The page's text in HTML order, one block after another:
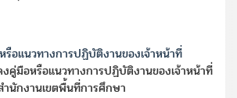
รือแนวทางการปฏิบัติงานของเจ้าหน้าที่
คู่มือหรือแนวทางการปฏิบัติงานของเจ้าหน้าที่
ำนักงานเขตพื้นที่การศึกษา